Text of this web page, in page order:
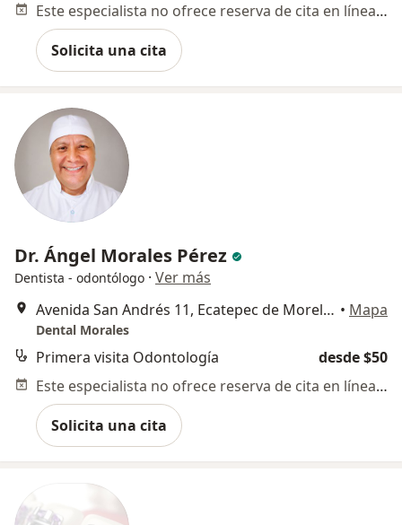
Este especialista no ofrece reserva de cita en línea en esta dirección.
Solicita una cita
Dr. Ángel Morales Pérez
Dentista - odontólogo · Ver más
Avenida San Andrés 11, Ecatepec de Morelos • Mapa
Dental Morales
Primera visita Odontología
desde $50
Este especialista no ofrece reserva de cita en línea en esta dirección.
Solicita una cita